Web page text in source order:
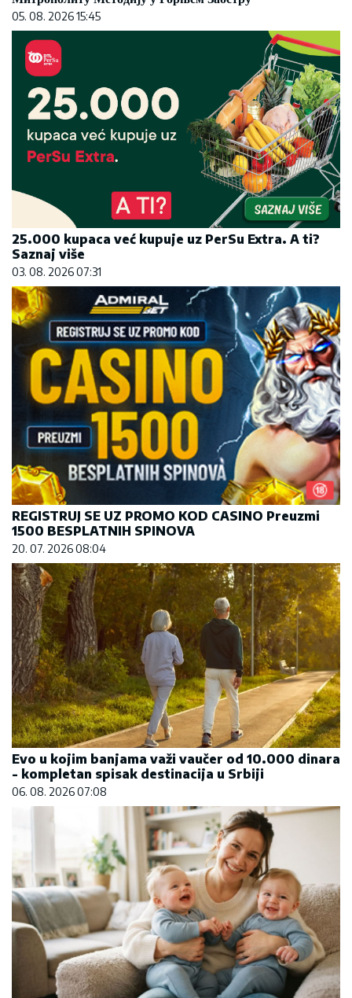
05. 08. 2026 15:45
25.000 kupaca već kupuje uz PerSu Extra. A ti?
Saznaj više
03. 08. 2026 07:31
REGISTRUJ SE UZ PROMO KOD CASINO Preuzmi
1500 BESPLATNIH SPINOVA
20. 07. 2026 08:04
Evo u kojim banjama važi vaučer od 10.000 dinara
- kompletan spisak destinacija u Srbiji
06. 08. 2026 07:08